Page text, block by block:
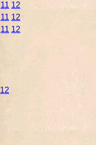
11 12
11 12
11 12
12